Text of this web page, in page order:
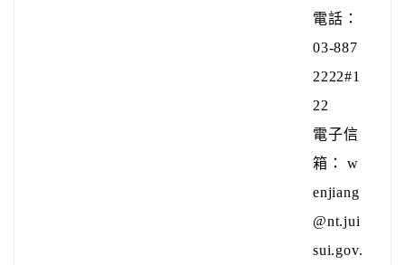
電話：
03-887
2222#1
22
電子信
箱： w
enjiang
@nt.jui
sui.gov.